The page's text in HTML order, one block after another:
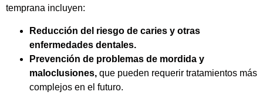
temprana incluyen:
Reducción del riesgo de caries y otras
enfermedades dentales.
Prevención de problemas de mordida y
maloclusiones, que pueden requerir tratamientos más
complejos en el futuro.